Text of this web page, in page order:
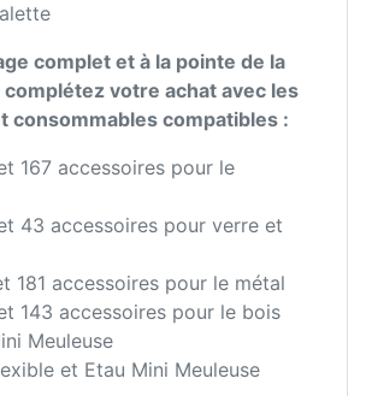
complet et à la pointe de la
votre achat avec les
consommables compatibles :
167 accessoires pour le
43 accessoires pour verre et
181 accessoires pour le métal
143 accessoires pour le bois
Meuleuse
et Etau Mini Meuleuse